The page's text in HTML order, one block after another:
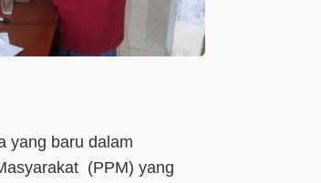
yang baru dalam
(PPM) yang